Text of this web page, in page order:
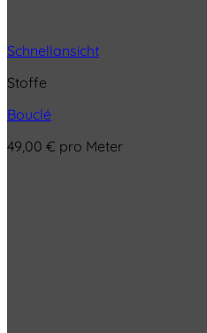
Schnellansicht
Stoffe
Bouclé
49,00 € pro Meter